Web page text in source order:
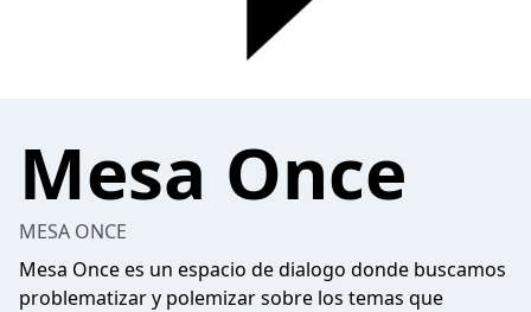
Mesa Once
MESA ONCE
Mesa Once es un espacio de dialogo donde buscamos
problematizar y polemizar sobre los temas que